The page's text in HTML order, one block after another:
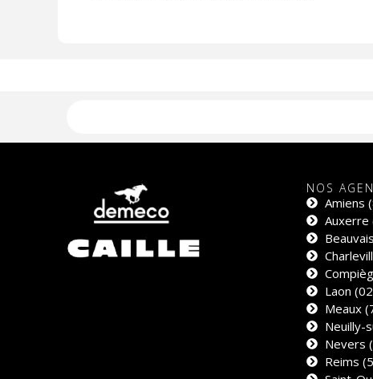
NOS
Amiens
Auxerre
Laon
Meaux
Neuilly-
Nevers
Reims